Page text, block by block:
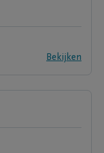
Bekijken